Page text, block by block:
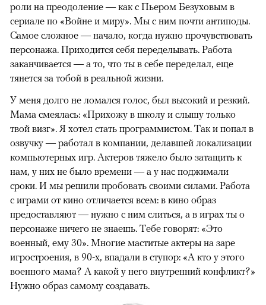
роли на преодоление — как с Пьером Безуховым в
сериале по «Войне и миру». Мы с ним почти антиподы.
Самое сложное — начало, когда нужно прочувствовать
персонажа. Приходится себя переделывать. Работа
заканчивается — а то, что ты в себе переделал, еще
тянется за тобой в реальной жизни.
У меня долго не ломался голос, был высокий и резкий.
Мама смеялась: «Прихожу в школу и слышу только
твой визг». Я хотел стать программистом. Так и попал в
озвучку — работал в компании, делавшей локализации
компьютерных игр. Актеров тяжело было затащить к
нам, у них не было времени — а у нас поджимали
сроки. И мы решили пробовать своими силами. Работа
с играми от кино отличается всем: в кино образ
предоставляют — нужно с ним слиться, а в играх ты о
персонаже ничего не знаешь. Тебе говорят: «Это
военный, ему 30». Многие маститые актеры на заре
игростроения, в 90-х, впадали в ступор: «А кто у этого
военного мама? А какой у него внутренний конфликт?»
Нужно образ самому создавать.